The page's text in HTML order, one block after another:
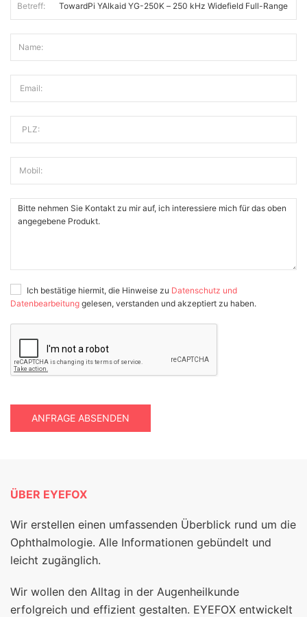
Betreff:
Name:
Email:
PLZ:
Mobil:
Ich bestätige hiermit, die Hinweise zu Datenschutz und
Datenbearbeitung gelesen, verstanden und akzeptiert zu haben.
ANFRAGE ABSENDEN
ÜBER EYEFOX
Wir erstellen einen umfassenden Überblick rund um die
Ophthalmologie. Alle Informationen gebündelt und
leicht zugänglich.
Wir wollen den Alltag in der Augenheilkunde
erfolgreich und effizient gestalten. EYEFOX entwickelt